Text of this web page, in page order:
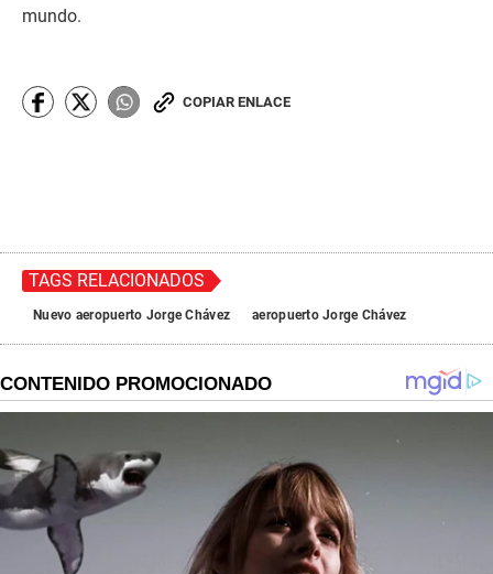
mundo.
COPIAR ENLACE
TAGS RELACIONADOS
Nuevo aeropuerto Jorge Chávez aeropuerto Jorge Chávez